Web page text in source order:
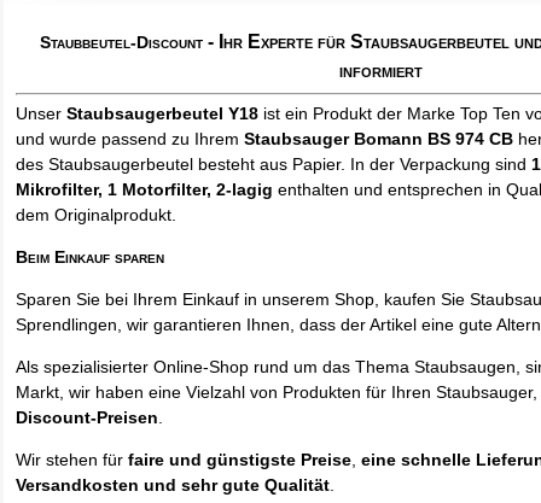
Staubbeutel-Discount - Ihr Experte für Staubsaugerbeutel
informiert
UnserStaubsaugerbeutel Y18 ist ein Produkt der Marke Top Ten
und wurde passend zu IhremStaubsauger Bomann BS 974 CB
des Staubsaugerbeutel besteht aus Papier. In der Verpackung sind
Mikrofilter, 1 Motorfilter, 2-lagig enthalten und entsprechen in
dem Originalprodukt.
Beim Einkauf sparen
Sparen Sie bei Ihrem Einkauf in unserem Shop, kaufen Sie
Sprendlingen, wir garantieren Ihnen, dass der Artikel eine gute
Als spezialisierter Online-Shop rund um das Thema Staubsaugen,
Markt, wir haben eine Vielzahl von Produkten für Ihren
Discount-Preisen.
Wir stehen fürfaire und günstigste Preise,eine schnelle
Versandkosten und sehr gute Qualität.